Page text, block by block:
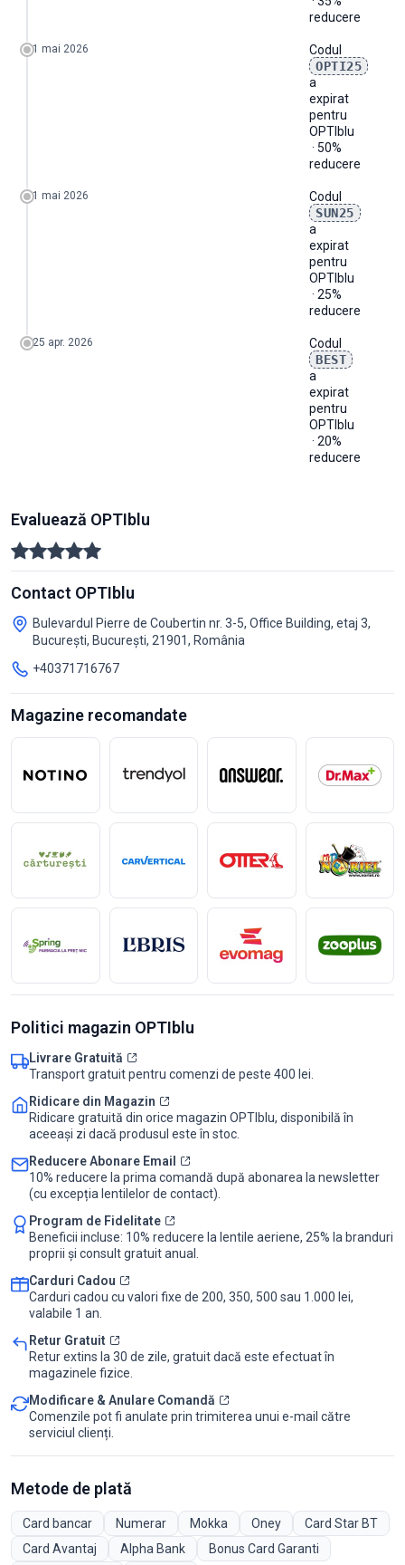
reducere
1 mai 2026
Codul
OPTI25
a
expirat
pentru
OPTIblu
· 50%
reducere
1 mai 2026
Codul
SUN25
a
expirat
pentru
OPTIblu
· 25%
reducere
25 apr. 2026
Codul
BEST
a
expirat
pentru
OPTIblu
· 20%
reducere
Evaluează OPTIblu
Contact OPTIblu
Bulevardul Pierre de Coubertin nr. 3-5, Office Building, etaj 3,
București, București, 21901, România
+40371716767
Magazine recomandate
Politici magazin OPTIblu
Livrare Gratuită
Transport gratuit pentru comenzi de peste 400 lei.
Ridicare din Magazin
Ridicare gratuită din orice magazin OPTIblu, disponibilă în
aceeași zi dacă produsul este în stoc.
Reducere Abonare Email
10% reducere la prima comandă după abonarea la newsletter
(cu excepția lentilelor de contact).
Program de Fidelitate
Beneficii incluse: 10% reducere la lentile aeriene, 25% la branduri
proprii și consult gratuit anual.
Carduri Cadou
Carduri cadou cu valori fixe de 200, 350, 500 sau 1.000 lei,
valabile 1 an.
Retur Gratuit
Retur extins la 30 de zile, gratuit dacă este efectuat în
magazinele fizice.
Modificare & Anulare Comandă
Comenzile pot fi anulate prin trimiterea unui e-mail către
serviciul clienți.
Metode de plată
Card bancar Numerar Mokka Oney
Card Star BT
Card Avantaj
Alpha Bank
Bonus Card Garanti